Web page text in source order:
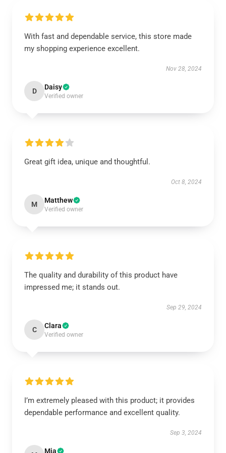
With fast and dependable service, this store made
my shopping experience excellent.
Nov 28, 2024
D Daisy
Verified owner
Great gift idea, unique and thoughtful.
Oct 8, 2024
M Matthew
Verified owner
The quality and durability of this product have
impressed me; it stands out.
Sep 29, 2024
C Clara
Verified owner
I’m extremely pleased with this product; it provides
dependable performance and excellent quality.
Sep 3, 2024
Mia